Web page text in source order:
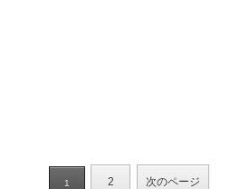
1 2 次のページ